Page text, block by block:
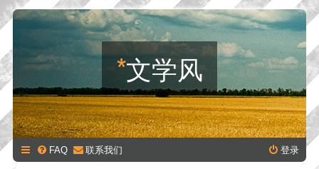
*文学风
FAQ 联系我们 登录